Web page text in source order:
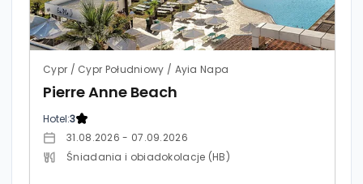
Cypr / Cypr Południowy / Ayia Napa
Pierre Anne Beach
Hotel:3
31.08.2026 - 07.09.2026
Śniadania i obiadokolacje (HB)